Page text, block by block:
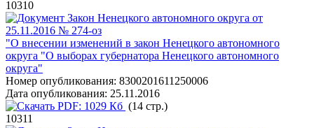
10310
Закон Ненецкого автономного округа от
25.11.2016 № 274-оз
"О внесении изменений в закон Ненецкого автономного
округа "О выборах губернатора Ненецкого автономного
округа"
Номер опубликования: 8300201611250006
Дата опубликования: 25.11.2016
PDF: 1029 Кб (14 стр.)
10311